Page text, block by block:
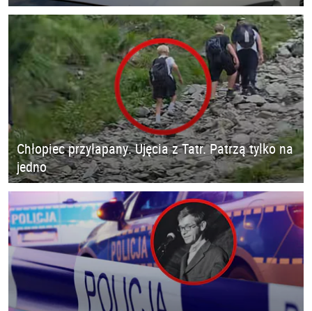
Chłopiec przyłapany. Ujęcia z Tatr. Patrzą tylko na
jedno